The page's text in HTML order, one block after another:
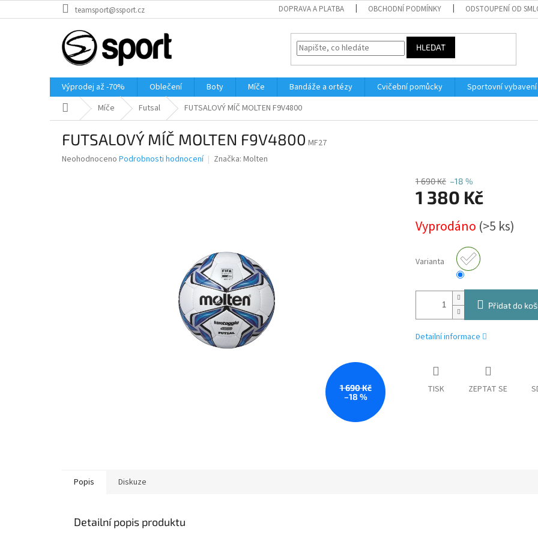
na
teamsport@ssport.cz DOPRAVA A PLATBA OBCHODNÍ PODMÍNKY ODSTOUPENÍ OD
HLEDAT
Výprodej až -70% Oblečení Boty Míče Bandáže a ortézy Cvičební pomůcky Sportovní vybavení
Domů Míče Futsal FUTSALOVÝ MÍČ MOLTEN F9V4800
FUTSALOVÝ MÍČ MOLTEN F9V4800 MF27
Průměrné
Neohodnoceno Podrobnosti hodnocení Značka: Molten
1 690 Kč
–18 %
1 690 Kč –18 %
1 380 Kč
cena:
Vyprodáno (>5 ks)
Varianta
Přidat do
Detailní informace
TISK ZEPTAT SE
Popis Diskuze
Detailní popis produktu